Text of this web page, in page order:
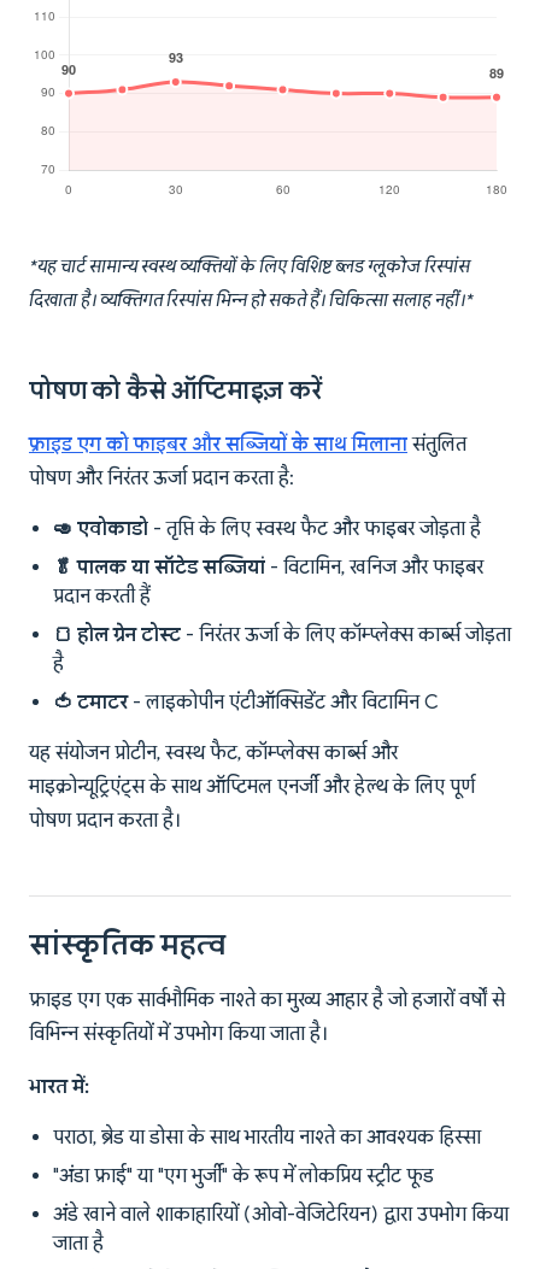
*यह चार्ट सामान्य स्वस्थ व्यक्तियों के लिए विशिष्ट ब्लड ग्लूकोज रिस्पांस
दिखाता है। व्यक्तिगत रिस्पांस भिन्न हो सकते हैं। चिकित्सा सलाह नहीं।*
पोषण को कैसे ऑप्टिमाइज़ करें
फ्राइड एग को फाइबर और सब्जियों के साथ मिलानासंतुलित
पोषण और निरंतर ऊर्जा प्रदान करता है:
🥑 एवोकाडो - तृप्ति के लिए स्वस्थ फैट और फाइबर जोड़ता है
🥬 पालक या सॉटेड सब्जियां - विटामिन, खनिज और फाइबर
प्रदान करती हैं
🍞 होल ग्रेन टोस्ट - निरंतर ऊर्जा के लिए कॉम्प्लेक्स कार्ब्स जोड़ता
है
🍅 टमाटर- लाइकोपीन एंटीऑक्सिडेंट और विटामिन C
यह संयोजन प्रोटीन, स्वस्थ फैट, कॉम्प्लेक्स कार्ब्स और
माइक्रोन्यूट्रिएंट्स के साथ ऑप्टिमल एनर्जी और हेल्थ के लिए पूर्ण
पोषण प्रदान करता है।
सांस्कृतिक महत्व
फ्राइड एग एक सार्वभौमिक नाश्ते का मुख्य आहार है जो हजारों वर्षों से
विभिन्न संस्कृतियों में उपभोग किया जाता है।
भारत में:
पराठा, ब्रेड या डोसा के साथ भारतीय नाश्ते का आवश्यक हिस्सा
"अंडा फ्राई" या "एग भुर्जी" के रूप में लोकप्रिय स्ट्रीट फूड
अंडे खाने वाले शाकाहारियों (ओवो-वेजिटेरियन) द्वारा उपभोग किया
जाता है